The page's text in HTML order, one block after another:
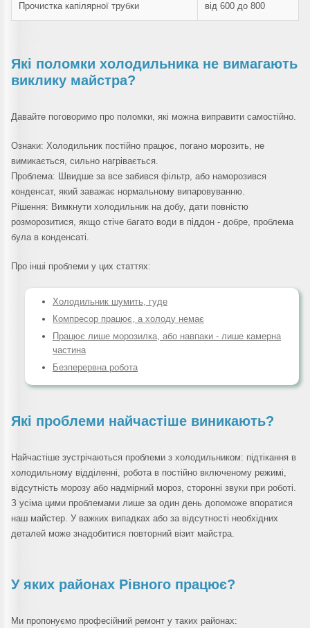
Прочистка капілярної трубки від 600 до 800
Які поломки холодильника не вимагають
виклику майстра?
Давайте поговоримо про поломки, які можна виправити самостійно.
Ознаки: Холодильник постійно працює, погано морозить, не
вимикається, сильно нагрівається.
Проблема: Швидше за все забився фільтр, або наморозився
конденсат, який заважає нормальному випаровуванню.
Рішення: Вимкнути холодильник на добу, дати повністю
розморозитися, якщо стіче багато води в піддон - добре, проблема
була в конденсаті.
Про інші проблеми у цих статтях:
Холодильник шумить, гуде
Компресор працює, а холоду немає
Працює лише морозилка, або навпаки - лише камерна
частина
Безперервна робота
Які проблеми найчастіше виникають?
Найчастіше зустрічаються проблеми з холодильником: підтікання в
холодильному відділенні, робота в постійно включеному режимі,
відсутність морозу або надмірний мороз, сторонні звуки при роботі.
З усіма цими проблемами лише за один день допоможе впоратися
наш майстер. У важких випадках або за відсутності необхідних
деталей може знадобитися повторний візит майстра.
У яких районах Рівного працює?
Ми пропонуємо професійний ремонт у таких районах: